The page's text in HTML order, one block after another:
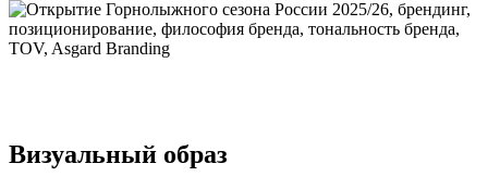
Визуальный образ